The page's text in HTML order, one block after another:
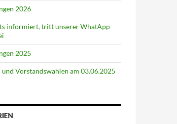
2026
informiert, tritt unserer WhatApp
2025
und Vorstandswahlen am 03.06.2025